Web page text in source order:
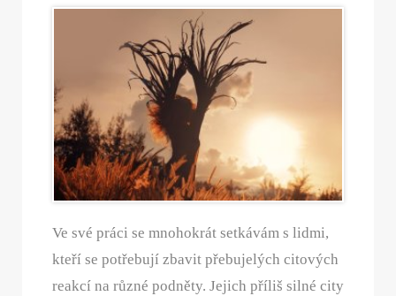
Ve své práci se mnohokrát setkávám s lidmi,
kteří se potřebují zbavit přebujelých citových
reakcí na různé podněty. Jejich příliš silné city